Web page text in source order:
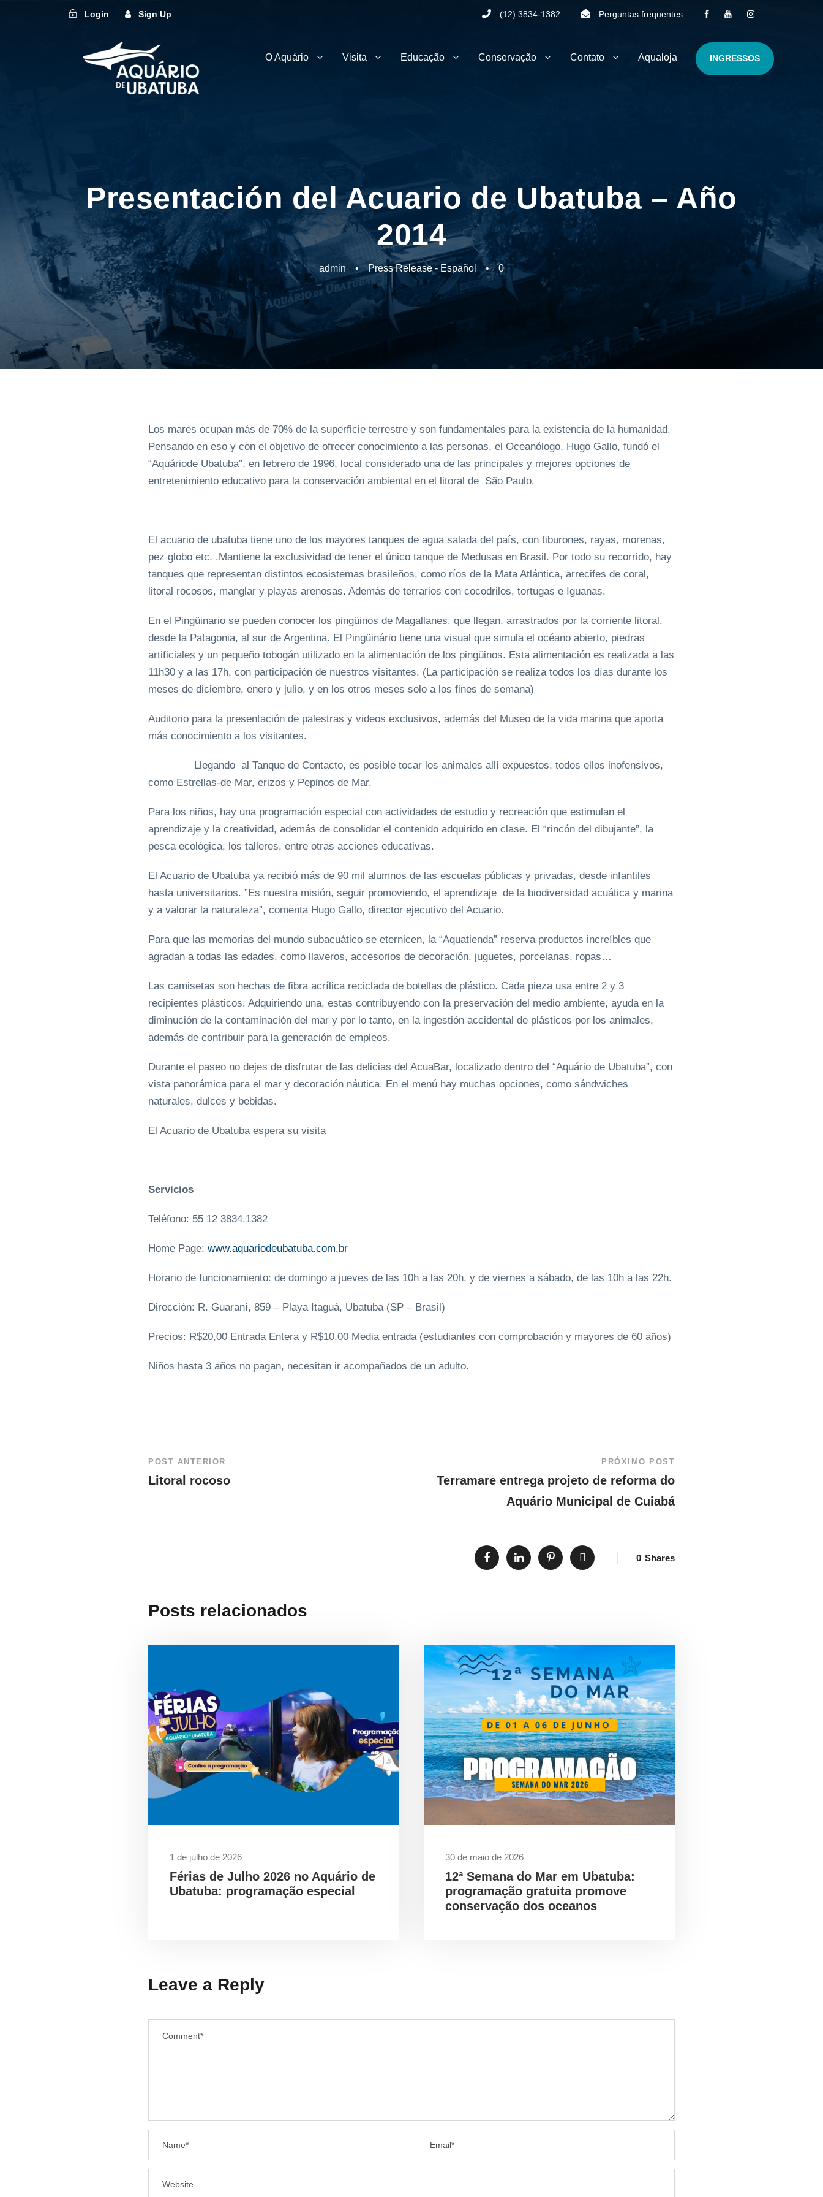
Login Sign Up (12) 3834-1382 Perguntas frequentes
O Aquário Visita Educação Conservação Contato Aqualoja INGRESSOS
Presentación del Acuario de Ubatuba – Año
2014
admin • Press Release - Español • 0
Los mares ocupan más de 70% de la superficie terrestre y son fundamentales para la existencia de la humanidad.
Pensando en eso y con el objetivo de ofrecer conocimiento a las personas, el Oceanólogo, Hugo Gallo, fundó el
“Aquáriode Ubatuba”, en febrero de 1996, local considerado una de las principales y mejores opciones de
entretenimiento educativo para la conservación ambiental en el litoral de São Paulo.
El acuario de ubatuba tiene uno de los mayores tanques de agua salada del país, con tiburones, rayas, morenas,
pez globo etc. .Mantiene la exclusividad de tener el único tanque de Medusas en Brasil. Por todo su recorrido, hay
tanques que representan distintos ecosistemas brasileños, como ríos de la Mata Atlántica, arrecifes de coral,
litoral rocosos, manglar y playas arenosas. Además de terrarios con cocodrilos, tortugas e Iguanas.
En el Pingüinario se pueden conocer los pingüinos de Magallanes, que llegan, arrastrados por la corriente litoral,
desde la Patagonia, al sur de Argentina. El Pingüinário tiene una visual que simula el océano abierto, piedras
artificiales y un pequeño tobogán utilizado en la alimentación de los pingüinos. Esta alimentación es realizada a las
11h30 y a las 17h, con participación de nuestros visitantes. (La participación se realiza todos los días durante los
meses de diciembre, enero y julio, y en los otros meses solo a los fines de semana)
Auditorio para la presentación de palestras y videos exclusivos, además del Museo de la vida marina que aporta
más conocimiento a los visitantes.
Llegando al Tanque de Contacto, es posible tocar los animales allí expuestos, todos ellos inofensivos,
como Estrellas-de Mar, erizos y Pepinos de Mar.
Para los niños, hay una programación especial con actividades de estudio y recreación que estimulan el
aprendizaje y la creatividad, además de consolidar el contenido adquirido en clase. El “rincón del dibujante”, la
pesca ecológica, los talleres, entre otras acciones educativas.
El Acuario de Ubatuba ya recibió más de 90 mil alumnos de las escuelas públicas y privadas, desde infantiles
hasta universitarios. ”Es nuestra misión, seguir promoviendo, el aprendizaje de la biodiversidad acuática y marina
y a valorar la naturaleza”, comenta Hugo Gallo, director ejecutivo del Acuario.
Para que las memorias del mundo subacuático se eternicen, la “Aquatienda” reserva productos increíbles que
agradan a todas las edades, como llaveros, accesorios de decoración, juguetes, porcelanas, ropas…
Las camisetas son hechas de fibra acrílica reciclada de botellas de plástico. Cada pieza usa entre 2 y 3
recipientes plásticos. Adquiriendo una, estas contribuyendo con la preservación del medio ambiente, ayuda en la
diminución de la contaminación del mar y por lo tanto, en la ingestión accidental de plásticos por los animales,
además de contribuir para la generación de empleos.
Durante el paseo no dejes de disfrutar de las delicias del AcuaBar, localizado dentro del “Aquário de Ubatuba”, con
vista panorámica para el mar y decoración náutica. En el menú hay muchas opciones, como sándwiches
naturales, dulces y bebidas.
El Acuario de Ubatuba espera su visita
Servicios
Teléfono: 55 12 3834.1382
Home Page: www.aquariodeubatuba.com.br
Horario de funcionamiento: de domingo a jueves de las 10h a las 20h, y de viernes a sábado, de las 10h a las 22h.
Dirección: R. Guaraní, 859 – Playa Itaguá, Ubatuba (SP – Brasil)
Precios: R$20,00 Entrada Entera y R$10,00 Media entrada (estudiantes con comprobación y mayores de 60 años)
Niños hasta 3 años no pagan, necesitan ir acompañados de un adulto.
POST ANTERIOR
Litoral rocoso
PRÓXIMO POST
Terramare entrega projeto de reforma do
Aquário Municipal de Cuiabá
0 Shares
Posts relacionados
1 de julho de 2026
Férias de Julho 2026 no Aquário de
Ubatuba: programação especial
30 de maio de 2026
12ª Semana do Mar em Ubatuba:
programação gratuita promove
conservação dos oceanos
Leave a Reply